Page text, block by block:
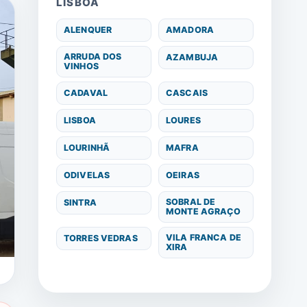
ALENQUER AMADORA
ARRUDA DOS
VINHOS
AZAMBUJA
CADAVAL CASCAIS
LISBOA LOURES
LOURINHÃ MAFRA
ODIVELAS OEIRAS
SINTRA
SOBRAL DE
MONTE AGRAÇO
TORRES VEDRAS
VILA FRANCA DE
XIRA